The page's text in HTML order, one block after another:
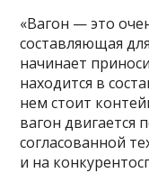
«Вагон — это
составляющая
начинает
находится в
нем стоит
вагон двигается
согласованной
и на